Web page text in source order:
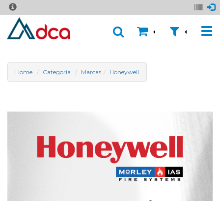
Home Categoria Marcas Honeywell